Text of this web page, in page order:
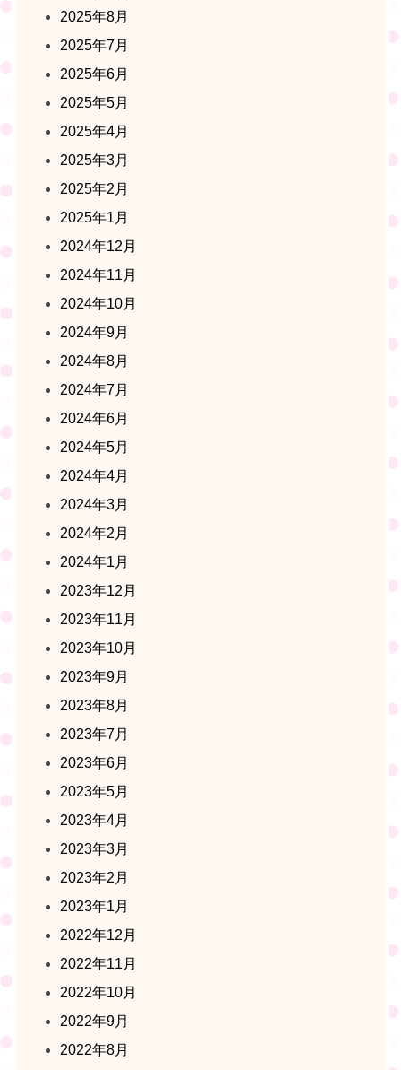
2025年8月
2025年7月
2025年6月
2025年5月
2025年4月
2025年3月
2025年2月
2025年1月
2024年12月
2024年11月
2024年10月
2024年9月
2024年8月
2024年7月
2024年6月
2024年5月
2024年4月
2024年3月
2024年2月
2024年1月
2023年12月
2023年11月
2023年10月
2023年9月
2023年8月
2023年7月
2023年6月
2023年5月
2023年4月
2023年3月
2023年2月
2023年1月
2022年12月
2022年11月
2022年10月
2022年9月
2022年8月